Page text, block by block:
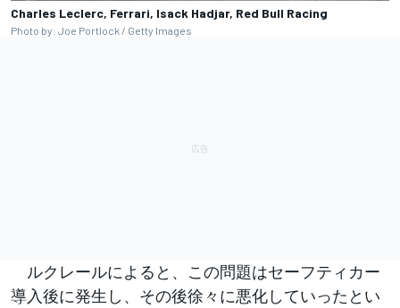
Charles Leclerc, Ferrari, Isack Hadjar, Red Bull Racing
Photo by: Joe Portlock / Getty Images
ルクレールによると、この問題はセーフティカー
導入後に発生し、その後徐々に悪化していったとい